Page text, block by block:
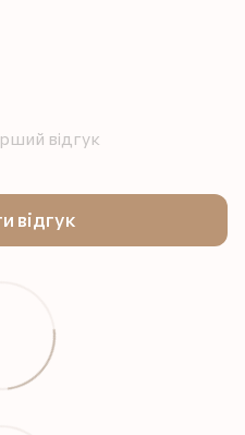
відгук
відгук